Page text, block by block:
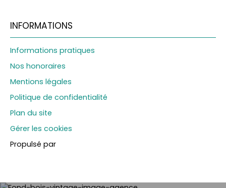
INFORMATIONS
Informations pratiques
Nos honoraires
Mentions légales
Politique de confidentialité
Plan du site
Gérer les cookies
Propulsé par